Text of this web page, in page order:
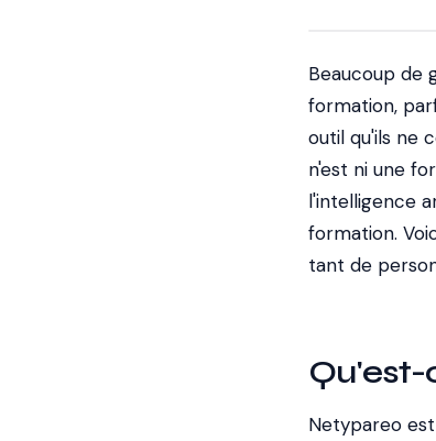
Beaucoup de
formation,
outil qu'ils ne
n'est ni une
l'intelligence
formation.
tant de
Netypareo